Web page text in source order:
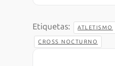
Etiquetas: ATLETISMO
CROSS NOCTURNO